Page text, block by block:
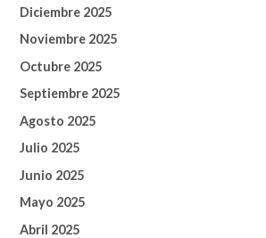
Diciembre 2025
Noviembre 2025
Octubre 2025
Septiembre 2025
Agosto 2025
Julio 2025
Junio 2025
Mayo 2025
Abril 2025